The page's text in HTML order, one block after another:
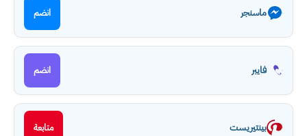
ماسنجر انضم
فايبر انضم
بينتيريست متابعة